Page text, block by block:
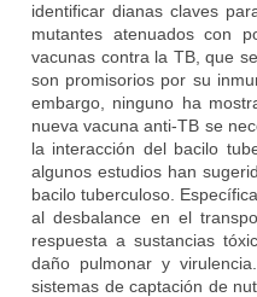
identificar dianas claves
mutantes atenuados con
vacunas contra la TB, que
son promisorios por su
embargo, ninguno ha
nueva vacuna anti-TB se
la interacción del bacilo
algunos estudios han
bacilo tuberculoso.
al desbalance en el
respuesta a sustancias
daño pulmonar y
sistemas de captación de